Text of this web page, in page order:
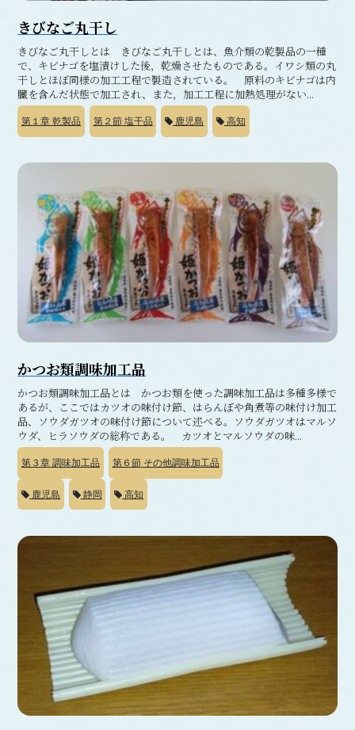
きびなご丸干し
きびなご丸干しとは きびなご丸干しとは、魚介類の乾製品の一種
で、キビナゴを塩漬けした後，乾燥させたものである。イワシ類の丸
干しとほぼ同様の加工工程で製造されている。 原料のキビナゴは内
臓を含んだ状態で加工され、また，加工工程に加熱処理がない...
第１章 乾製品 第２節塩干品 鹿児島 高知
かつお類調味加工品
かつお類調味加工品とは かつお類を使った調味加工品は多種多様で
あるが、ここではカツオの味付け節、はらんぼや角煮等の味付け加工
品、ソウダガツオの味付け節について述べる。ソウダガツオはマルソ
ウダ、ヒラソウダの総称である。 カツオとマルソウダの味...
第３章 調味加工品 第６節その他調味加工品
鹿児島 静岡 高知